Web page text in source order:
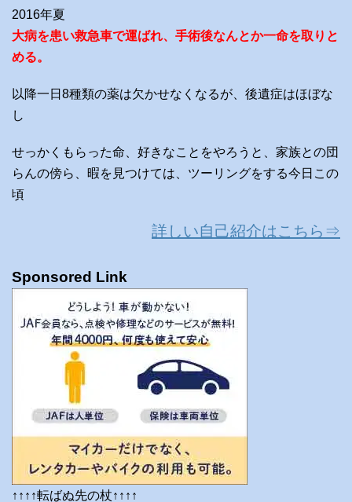
2016年夏
大病を患い救急車で運ばれ、手術後なんとか一命を取りと
める。
以降一日8種類の薬は欠かせなくなるが、後遺症はほぼな
し
せっかくもらった命、好きなことをやろうと、家族との団
らんの傍ら、暇を見つけては、ツーリングをする今日この
頃
詳しい自己紹介はこちら⇒
Sponsored Link
↑↑↑↑転ばぬ先の杖↑↑↑↑